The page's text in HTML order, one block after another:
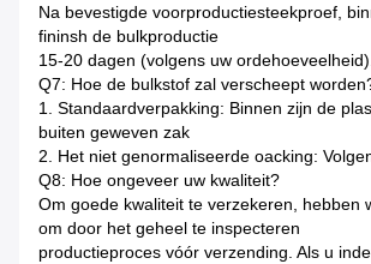
Na bevestigde voorproductiesteekproef,
fininsh de bulkproductie
15-20 dagen (volgens uw
Q7: Hoe de bulkstof zal verscheept
1. Standaardverpakking: Binnen zijn de
buiten geweven zak
2. Het niet genormaliseerde oacking:
Q8: Hoe ongeveer uw kwaliteit?
Om goede kwaliteit te verzekeren, hebben
om door het geheel te inspecteren
productieproces vóór verzending. Als u